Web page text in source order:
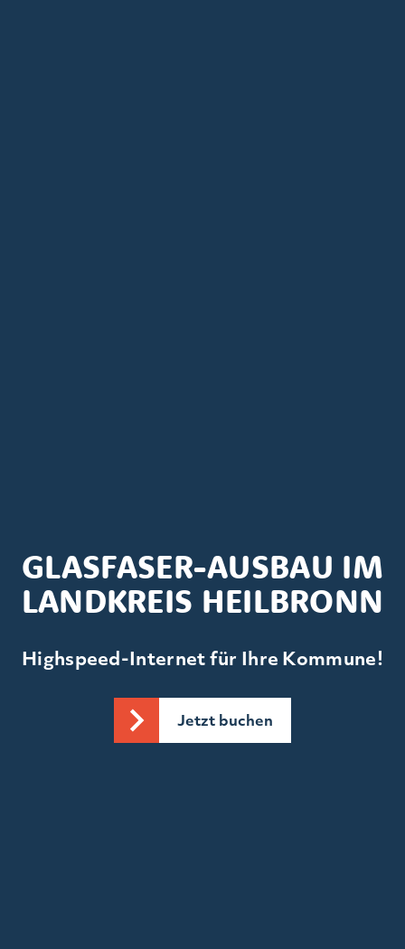
GLASFASER-AUSBAU IM
LANDKREIS HEILBRONN
Highspeed-Internet für Ihre Kommune!
Jetzt buchen